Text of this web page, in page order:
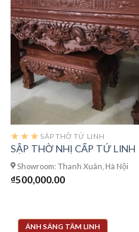
SÂP THỜ TỨ LINH
SẬP THỜ NHỊ CẤP TỨ LINH
Showroom: Thanh Xuân, Hà Nội
₫500,000.00
ÁNH SÁNG TÂM LINH